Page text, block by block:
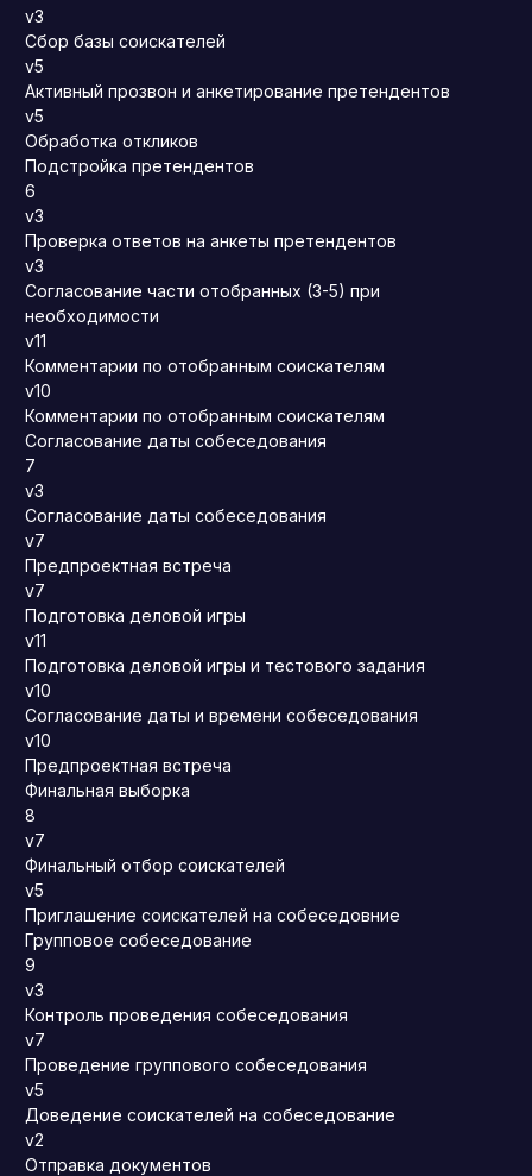
v3
Сбор базы соискателей
v5
Активный прозвон и анкетирование претендентов
v5
Обработка откликов
Подстройка претендентов
6
v3
Проверка ответов на анкеты претендентов
v3
Согласование части отобранных (3-5) при
необходимости
v11
Комментарии по отобранным соискателям
v10
Комментарии по отобранным соискателям
Согласование даты собеседования
7
v3
Согласование даты собеседования
v7
Предпроектная встреча
v7
Подготовка деловой игры
v11
Подготовка деловой игры и тестового задания
v10
Согласование даты и времени собеседования
v10
Предпроектная встреча
Финальная выборка
8
v7
Финальный отбор соискателей
v5
Приглашение соискателей на собеседовние
Групповое собеседование
9
v3
Контроль проведения собеседования
v7
Проведение группового собеседования
v5
Доведение соискателей на собеседование
v2
Отправка документов